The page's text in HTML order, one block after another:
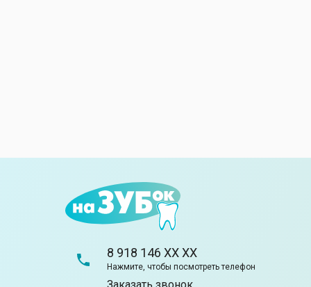
8 918 146 XX XX
Нажмите, чтобы посмотреть телефон